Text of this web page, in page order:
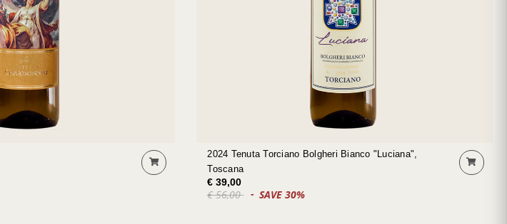
2024 Tenuta Torciano Bolgheri Bianco "Luciana",
Toscana
€ 39,00
€ 56,00 SAVE 30%